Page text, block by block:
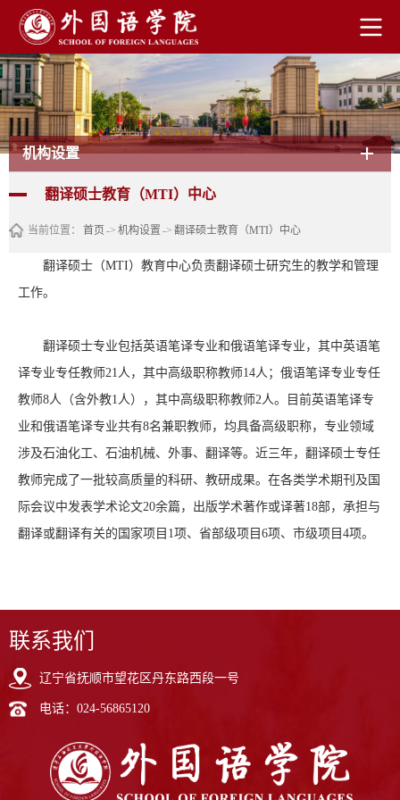
机构设置
翻译硕士教育（MTI）中心
当前位置： 首页-> 机构设置 -> 翻译硕士教育（MTI）中心
翻译硕士（MTI）教育中心负责翻译硕士研究生的教学和管理
工作。
翻译硕士专业包括英语笔译专业和俄语笔译专业，其中英语笔
译专业专任教师21人，其中高级职称教师14人；俄语笔译专业专任
教师8人（含外教1人），其中高级职称教师2人。目前英语笔译专
业和俄语笔译专业共有8名兼职教师，均具备高级职称，专业领域
涉及石油化工、石油机械、外事、翻译等。近三年，翻译硕士专任
教师完成了一批较高质量的科研、教研成果。在各类学术期刊及国
际会议中发表学术论文20余篇，出版学术著作或译著18部，承担与
翻译或翻译有关的国家项目1项、省部级项目6项、市级项目4项。
联系我们
辽宁省抚顺市望花区丹东路西段一号
电话：024-56865120